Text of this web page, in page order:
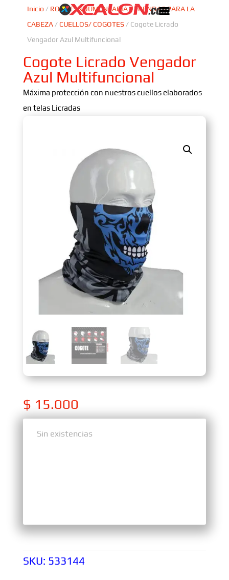
Inicio / ROPA E INDUMENTARIA/PRENDAS PARA LA
CABEZA/CUELLOS/ COGOTES/ Cogote Licrado
Vengador Azul Multifuncional
Cogote Licrado Vengador
Azul Multifuncional
Máxima protección con nuestros cuellos elaborados
en telas Licradas
$ 15.000
Sin existencias
Sin existencias
SKU: 533144